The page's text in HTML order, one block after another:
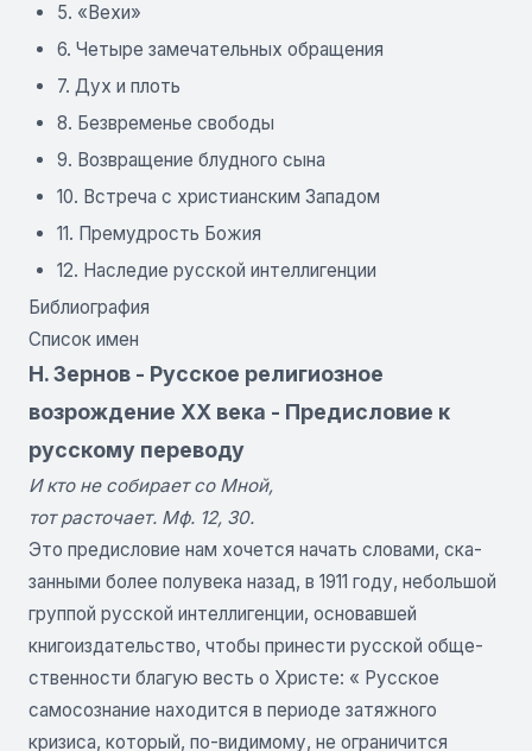
5. «Вехи»
6. Четыре замечательных обращения
7. Дух и плоть
8. Безвременье свободы
9. Возвращение блудного сына
10. Встреча с христианским Западом
11. Премудрость Божия
12. Наследие русской интеллигенции
Библиография
Список имен
Н. Зернов - Русское религиозное
возрождение XX века - Предисловие к
русскому переводу
И кто не собирает со Мной,
тот расточает. Мф. 12, 30.
Это предисловие нам хочется начать словами, ска­
занными более полувека назад, в 1911 году, неболь­шой
группой русской интеллигенции, основавшей
книгоиздательство, чтобы принести русской обще­
ственности благую весть о Христе: « Русское
самосознание находится в периоде затяж­ного
кризиса, который, по-видимому, не ограничится